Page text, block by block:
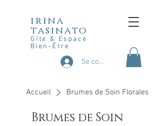
irina
tasinato
Gîte & Espace
Bien-Être
Se connecter
Accueil Brumes de Soin Florales
Brumes de Soin